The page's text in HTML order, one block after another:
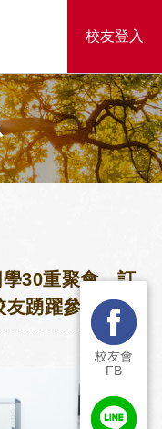
校友登入
校友會
FB
30重聚會，訂
友踴躍參加